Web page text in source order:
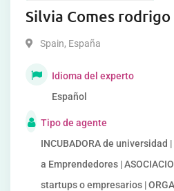
Silvia Comes rodrigo
Spain, España
Idioma del experto
Español
Tipo de agente
INCUBADORA de universidad
a Emprendedores |
startups o empresarios |